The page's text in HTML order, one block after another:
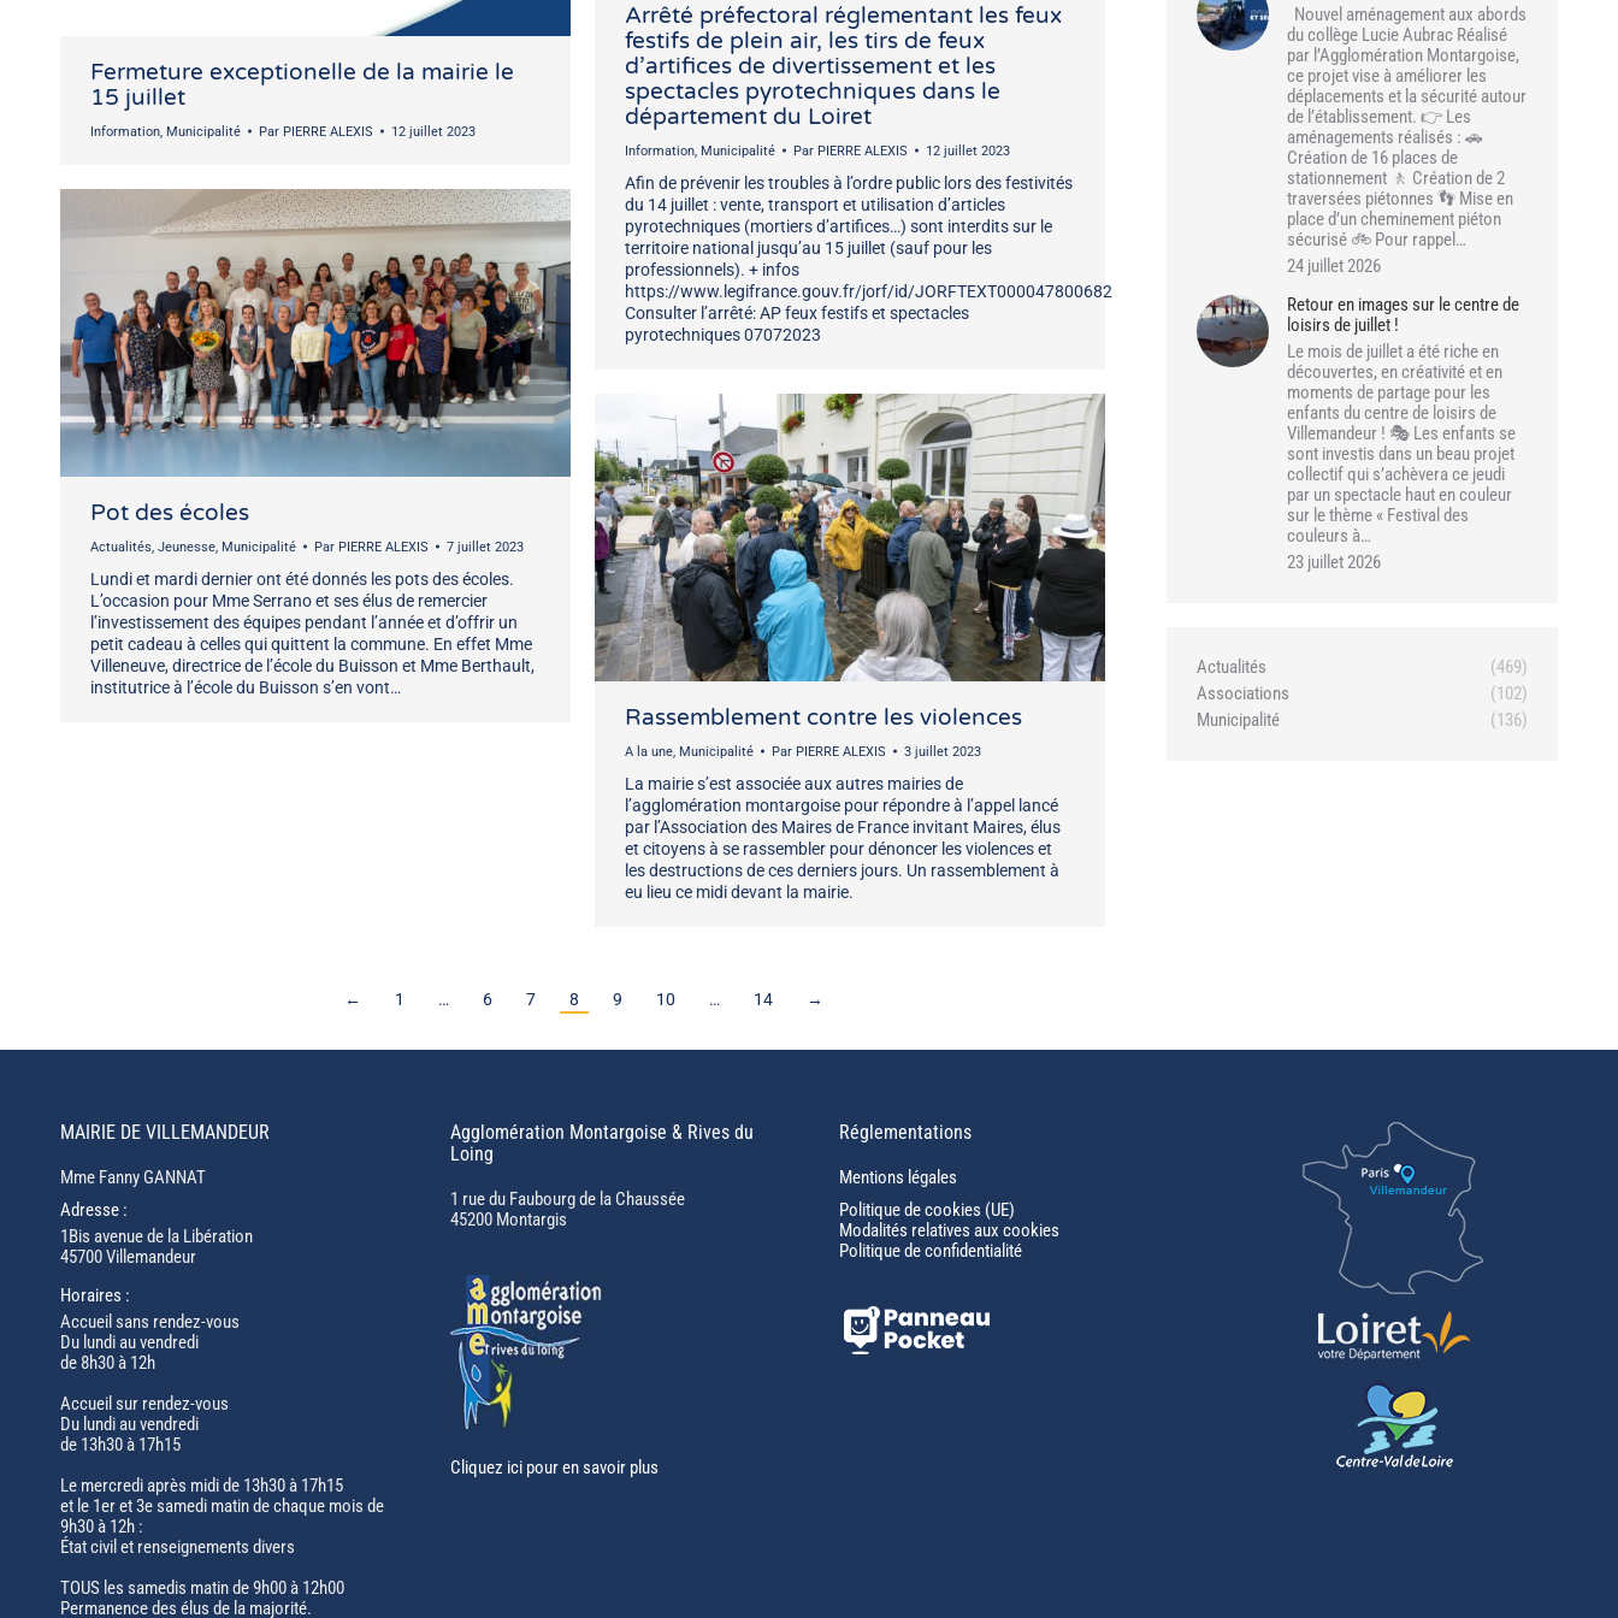
Arrêté préfectoral réglementant les feux
festifs de plein air, les tirs de feux
d’artifices de divertissement et les
spectacles pyrotechniques dans le
département du Loiret
Information, Municipalité Par PIERRE ALEXIS 12 juillet 2023
Afin de prévenir les troubles à l’ordre public lors des festivités
du 14 juillet : vente, transport et utilisation d’articles
pyrotechniques (mortiers d’artifices…) sont interdits sur le
territoire national jusqu’au 15 juillet (sauf pour les
professionnels). + infos
https://www.legifrance.gouv.fr/jorf/id/JORFTEXT000047800682
Consulter l’arrêté: AP feux festifs et spectacles
pyrotechniques 07072023
Fermeture exceptionelle de la mairie le
15 juillet
Information, Municipalité Par PIERRE ALEXIS 12 juillet 2023
Pot des écoles
Actualités, Jeunesse, Municipalité Par PIERRE ALEXIS 7 juillet 2023
Lundi et mardi dernier ont été donnés les pots des écoles.
L’occasion pour Mme Serrano et ses élus de remercier
l’investissement des équipes pendant l’année et d’offrir un
petit cadeau à celles qui quittent la commune. En effet Mme
Villeneuve, directrice de l’école du Buisson et Mme Berthault,
institutrice à l’école du Buisson s’en vont…
Rassemblement contre les violences
A la une, Municipalité Par PIERRE ALEXIS 3 juillet 2023
La mairie s’est associée aux autres mairies de
l’agglomération montargoise pour répondre à l’appel lancé
par l’Association des Maires de France invitant Maires, élus
et citoyens à se rassembler pour dénoncer les violences et
les destructions de ces derniers jours. Un rassemblement à
eu lieu ce midi devant la mairie.
← 1 … 6 7 8 9 10 … 14 →
Nouvel aménagement aux abords
du collège Lucie Aubrac Réalisé
par l’Agglomération Montargoise,
ce projet vise à améliorer les
déplacements et la sécurité autour
de l’établissement. 👉 Les
aménagements réalisés : 🚗
Création de 16 places de
stationnement 🚶 Création de 2
traversées piétonnes 👣 Mise en
place d’un cheminement piéton
sécurisé 🚲 Pour rappel…
24 juillet 2026
Retour en images sur le centre de
loisirs de juillet !
Le mois de juillet a été riche en
découvertes, en créativité et en
moments de partage pour les
enfants du centre de loisirs de
Villemandeur ! 🎭 Les enfants se
sont investis dans un beau projet
collectif qui s’achèvera ce jeudi
par un spectacle haut en couleur
sur le thème « Festival des
couleurs à…
23 juillet 2026
Actualités
(469)
Associations
(102)
Municipalité
(136)
MAIRIE DE VILLEMANDEUR
Mme Fanny GANNAT
Adresse :
1Bis avenue de la Libération
45700 Villemandeur
Horaires :
Accueil sans rendez-vous
Du lundi au vendredi
de 8h30 à 12h
Accueil sur rendez-vous
Du lundi au vendredi
de 13h30 à 17h15
Le mercredi après midi de 13h30 à 17h15
et le 1er et 3e samedi matin de chaque mois de
9h30 à 12h :
État civil et renseignements divers
TOUS les samedis matin de 9h00 à 12h00
Permanence des élus de la majorité.
Agglomération Montargoise & Rives du
Loing
1 rue du Faubourg de la Chaussée
45200 Montargis
Cliquez ici pour en savoir plus
Réglementations
Mentions légales
Politique de cookies (UE)
Modalités relatives aux cookies
Politique de confidentialité